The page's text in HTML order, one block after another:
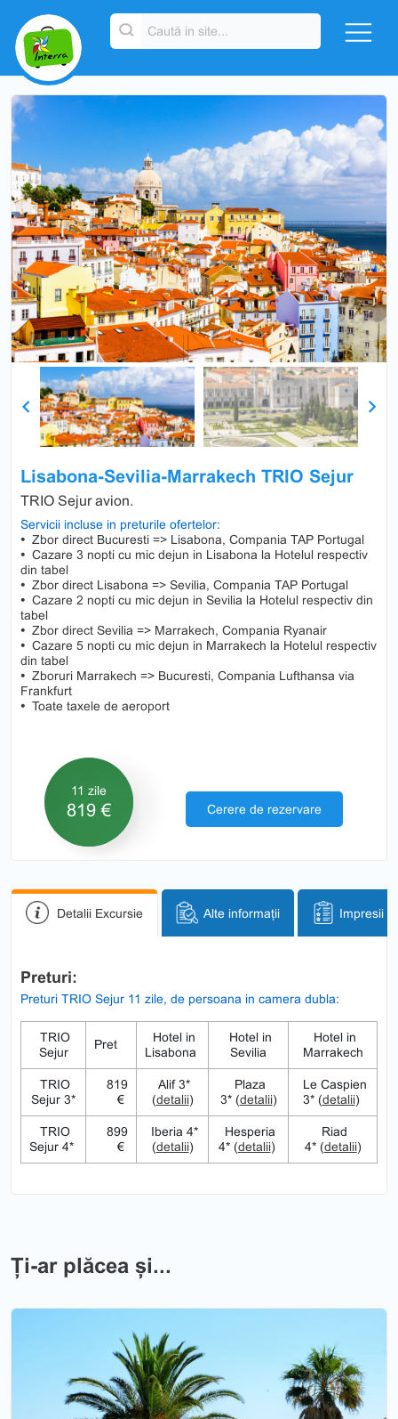
Lisabona-Sevilia-Marrakech TRIO Sejur
TRIO Sejur avion.
Servicii incluse in preturile ofertelor:
• Zbor direct Bucuresti => Lisabona, Compania TAP Portugal
• Cazare 3 nopti cu mic dejun in Lisabona la Hotelul respectiv
din tabel
• Zbor direct Lisabona => Sevilia, Compania TAP Portugal
• Cazare 2 nopti cu mic dejun in Sevilia la Hotelul respectiv din
tabel
• Zbor direct Sevilia => Marrakech, Compania Ryanair
• Cazare 5 nopti cu mic dejun in Marrakech la Hotelul respectiv
din tabel
• Zboruri Marrakech => Bucuresti, Compania Lufthansa via
Frankfurt
• Toate taxele de aeroport
11 zile
819 € Cerere de rezervare
Previous Next
Detalii Excursie Alte informații Impresii
Preturi:
Preturi TRIO Sejur 11 zile, de persoana in camera dubla:
TRIO
Sejur
Pret
Hotel in
Lisabona
Hotel in
Sevilia
Hotel in
Marrakech
TRIO
Sejur 3*
819
€
Alif 3*
(detalii)
Plaza
3* (detalii)
Le Caspien
3* (detalii)
TRIO
Sejur 4*
899
€
Iberia 4*
(detalii)
Hesperia
4* (detalii)
Riad
4* (detalii)
Ți-ar plăcea și...